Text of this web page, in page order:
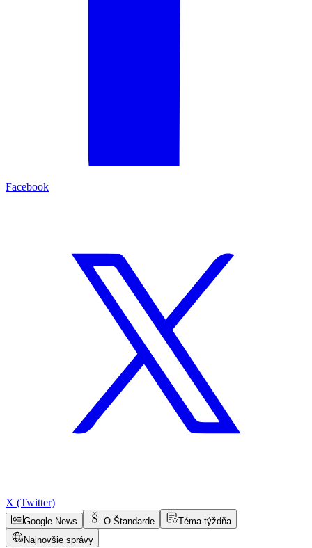
Facebook
X (Twitter)
Google News O Štandarde
Téma týždňa
Najnovšie správy